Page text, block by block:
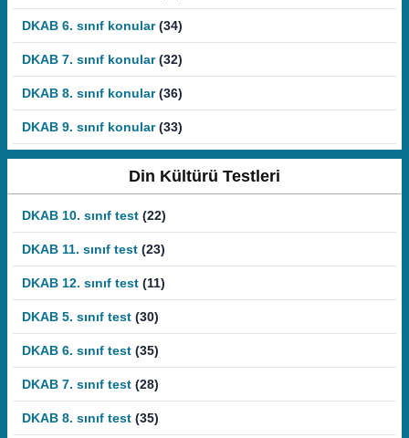
DKAB 6. sınıf konular (34)
DKAB 7. sınıf konular (32)
DKAB 8. sınıf konular (36)
DKAB 9. sınıf konular (33)
Din Kültürü Testleri
DKAB 10. sınıf test (22)
DKAB 11. sınıf test (23)
DKAB 12. sınıf test (11)
DKAB 5. sınıf test (30)
DKAB 6. sınıf test (35)
DKAB 7. sınıf test (28)
DKAB 8. sınıf test (35)